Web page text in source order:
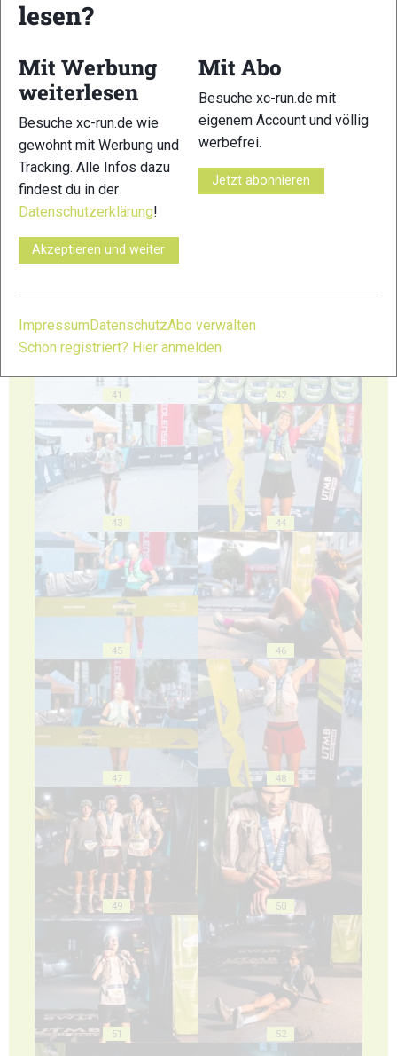
39
41 42
43 44
45 46
47 48
49 50
51 52
lesen?
Mit Werbung
weiterlesen
Besuche xc-run.de wie
gewohnt mit Werbung und
Tracking. Alle Infos dazu
findest du in der
Datenschutzerklärung!
Akzeptieren und weiter
Mit Abo
Besuche xc-run.de mit
eigenem Account und völlig
werbefrei.
Jetzt abonnieren
Impressum DatenschutzAbo verwalten
Schon registriert? Hier anmelden